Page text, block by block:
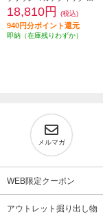
18,810円 (税込)
940円分ポイント還元
即納（在庫残りわずか）
メルマガ
WEB限定クーポン
アウトレット掘り出し物